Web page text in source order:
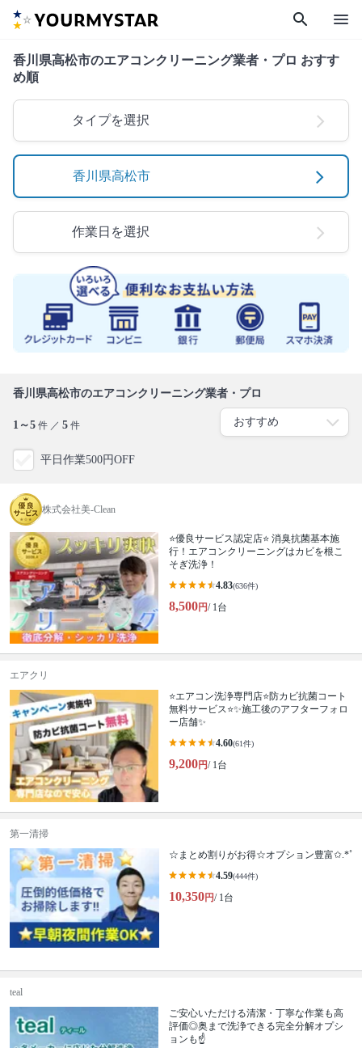
search menu
香川県高松市のエアコンクリーニング業者・プロ おすす
め順
タイプを選択
香川県高松市
作業日を選択
香川県高松市のエアコンクリーニング業者・プロ
1～5 件 ／ 5 件
平日作業500円OFF
株式会社美-Clean
⭐️優良サービス認定店⭐️ 消臭抗菌基本施
行！エアコンクリーニングはカビを根こ
そぎ洗浄！
4.83(636件)
8,500円/ 1台
エアクリ
⭐エアコン洗浄専門店⭐防カビ抗菌コート
無料サービス⭐✨施工後のアフターフォロ
ー店舗✨
4.60(61件)
9,200円/ 1台
第一清掃
☆まとめ割りがお得☆オプション豊富✩.*˚
4.59(444件)
10,350円/ 1台
teal
ご安心いただける清潔・丁寧な作業も高
評価◎奥まで洗浄できる完全分解オプシ
ョンも☝️